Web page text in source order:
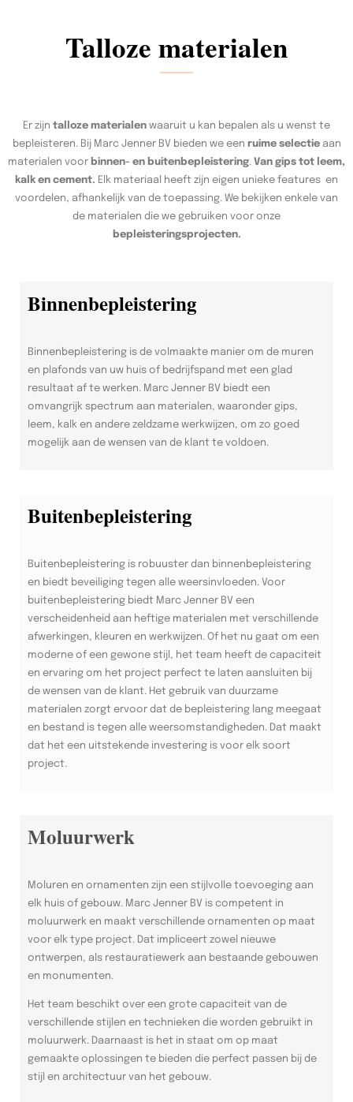
Talloze materialen
Er zijn talloze materialen waaruit u kan bepalen als u wenst te
bepleisteren. Bij Marc Jenner BV bieden we een ruime selectieaan
materialen voor binnen- en buitenbepleistering. Van gips tot leem,
kalk en cement. Elk materiaal heeft zijn eigen unieke features en
voordelen, afhankelijk van de toepassing. We bekijken enkele van
de materialen die we gebruiken voor onze
bepleisteringsprojecten.
Binnenbepleistering
Binnenbepleistering is de volmaakte manier om de muren
en plafonds van uw huis of bedrijfspand met een glad
resultaat af te werken. Marc Jenner BV biedt een
omvangrijk spectrum aan materialen, waaronder gips,
leem, kalk en andere zeldzame werkwijzen, om zo goed
mogelijk aan de wensen van de klant te voldoen.
Buitenbepleistering
Buitenbepleistering is robuuster dan binnenbepleistering
en biedt beveiliging tegen alle weersinvloeden. Voor
buitenbepleistering biedt Marc Jenner BV een
verscheidenheid aan heftige materialen met verschillende
afwerkingen, kleuren en werkwijzen. Of het nu gaat om een
moderne of een gewone stijl, het team heeft de capaciteit
en ervaring om het project perfect te laten aansluiten bij
de wensen van de klant. Het gebruik van duurzame
materialen zorgt ervoor dat de bepleistering lang meegaat
en bestand is tegen alle weersomstandigheden. Dat maakt
dat het een uitstekende investering is voor elk soort
project.
Moluurwerk
Moluren en ornamenten zijn een stijlvolle toevoeging aan
elk huis of gebouw. Marc Jenner BV is competent in
moluurwerk en maakt verschillende ornamenten op maat
voor elk type project. Dat impliceert zowel nieuwe
ontwerpen, als restauratiewerk aan bestaande gebouwen
en monumenten.
Het team beschikt over een grote capaciteit van de
verschillende stijlen en technieken die worden gebruikt in
moluurwerk. Daarnaast is het in staat om op maat
gemaakte oplossingen te bieden die perfect passen bij de
stijl en architectuur van het gebouw.